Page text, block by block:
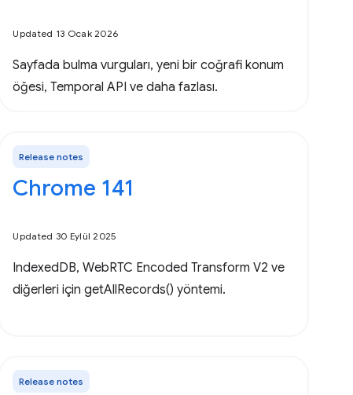
Updated 13 Ocak 2026
Sayfada bulma vurguları, yeni bir coğrafi konum
öğesi, Temporal API ve daha fazlası.
Release notes
Chrome 141
Updated 30 Eylül 2025
IndexedDB, WebRTC Encoded Transform V2 ve
diğerleri için getAllRecords() yöntemi.
Release notes